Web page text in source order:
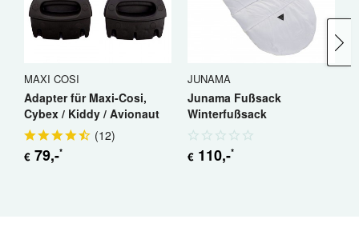
MAXI COSI
Adapter für Maxi-Cosi,
Cybex / Kiddy / Avionaut
(12)
€ 79,-*
JUNAMA
Junama Fußsack
Winterfußsack
€ 110,-*